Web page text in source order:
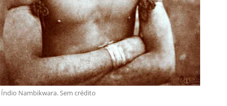
Índio Nambikwara. Sem crédito